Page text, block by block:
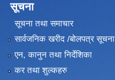
सूचना
सूचना तथा समाचार
सार्वजनिक खरीद /बोलपत्र सूचना
एन, कानुन तथा निर्देशिका
कर तथा शुल्कहरु